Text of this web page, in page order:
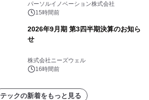
パーソルイノベーション株式会社
15時間前
2026年9月期 第3四半期決算のお知ら
せ
株式会社ニーズウェル
16時間前
テックの新着をもっと見る